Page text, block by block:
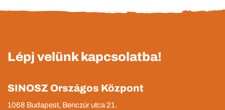
Lépj velünk kapcsolatba!
SINOSZ Országos Központ
1068 Budapest, Benczúr utca 21.